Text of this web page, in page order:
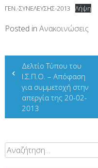
ΓΕΝ.-ΣΥΝΕΛΕΥΣΗΣ-2013 Λήψη
Posted in Ανακοινώσεις
Πλοήγηση
άρθρων
Δελτίο Τύπου του
Ι.Σ.Π.Ο. – Απόφαση
για συμμετοχή στην
απεργία της 20-02-
2013
Αναζήτηση
για: